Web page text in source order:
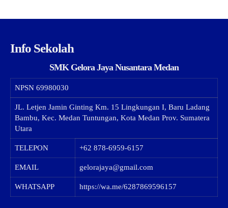
Info Sekolah
SMK Gelora Jaya Nusantara Medan
NPSN 69980030
JL. Letjen Jamin Ginting Km. 15 Lingkungan I, Baru Ladang
Bambu, Kec. Medan Tuntungan, Kota Medan Prov. Sumatera
Utara
TELEPON +62 878-6959-6157
EMAIL gelorajaya@gmail.com
WHATSAPP https://wa.me/6287869596157